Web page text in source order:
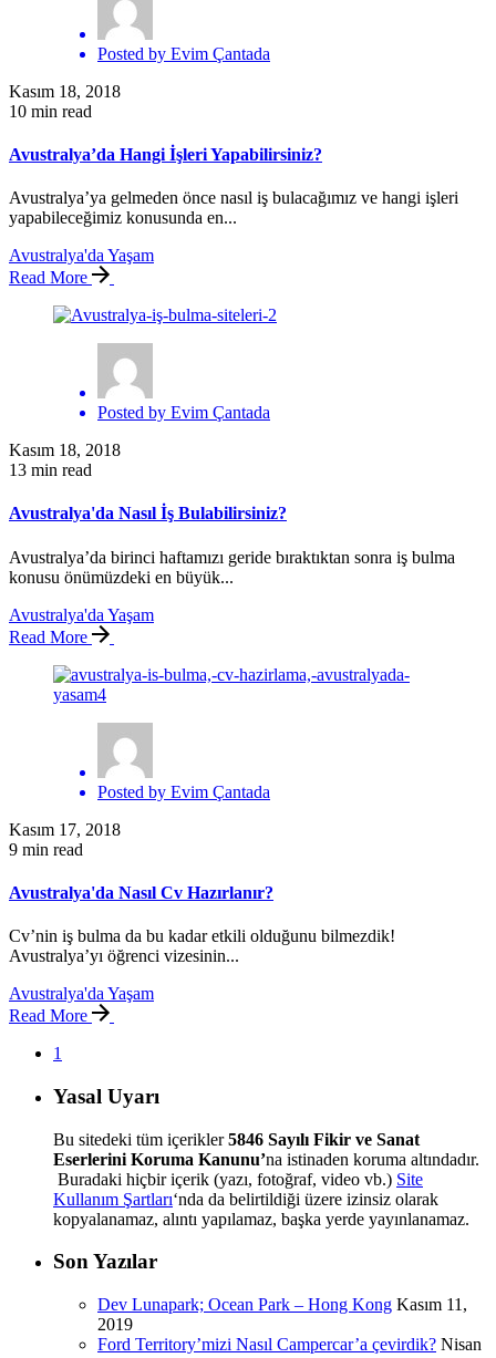
Posted by Evim Çantada
Kasım 18, 2018
10 min read
Avustralya’da Hangi İşleri Yapabilirsiniz?
Avustralya’ya gelmeden önce nasıl iş bulacağımız ve hangi işleri
yapabileceğimiz konusunda en...
Avustralya'da Yaşam
Read More
Posted by Evim Çantada
Kasım 18, 2018
13 min read
Avustralya'da Nasıl İş Bulabilirsiniz?
Avustralya’da birinci haftamızı geride bıraktıktan sonra iş bulma
konusu önümüzdeki en büyük...
Avustralya'da Yaşam
Read More
Posted by Evim Çantada
Kasım 17, 2018
9 min read
Avustralya'da Nasıl Cv Hazırlanır?
Cv’nin iş bulma da bu kadar etkili olduğunu bilmezdik!
Avustralya’yı öğrenci vizesinin...
Avustralya'da Yaşam
Read More
1
Yasal Uyarı
Bu sitedeki tüm içerikler5846 Sayılı Fikir ve Sanat
Eserlerini Koruma Kanunu’na istinaden koruma altındadır.
Buradaki hiçbir içerik (yazı, fotoğraf, video vb.) Site
Kullanım Şartları‘nda da belirtildiği üzere izinsiz olarak
kopyalanamaz, alıntı yapılamaz, başka yerde yayınlanamaz.
Son Yazılar
Dev Lunapark; Ocean Park – Hong Kong Kasım 11,
2019
Ford Territory’mizi Nasıl Campercar’a çevirdik? Nisan